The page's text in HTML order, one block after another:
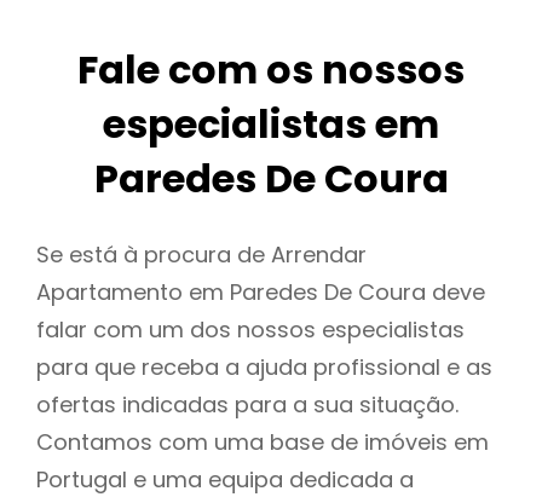
Fale com os nossos
especialistas em
Paredes De Coura
Se está à procura de Arrendar
Apartamento em Paredes De Coura deve
falar com um dos nossos especialistas
para que receba a ajuda profissional e as
ofertas indicadas para a sua situação.
Contamos com uma base de imóveis em
Portugal e uma equipa dedicada a